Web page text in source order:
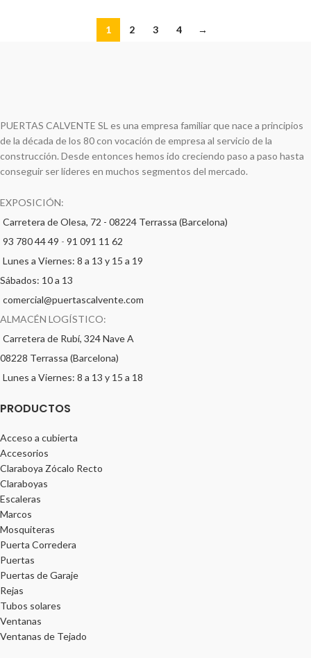
1 2 3 4 →
PUERTAS CALVENTE SL es una empresa familiar que nace a principios
de la década de los 80 con vocación de empresa al servicio de la
construcción. Desde entonces hemos ido creciendo paso a paso hasta
conseguir ser líderes en muchos segmentos del mercado.
EXPOSICIÓN:
Carretera de Olesa, 72 - 08224 Terrassa (Barcelona)
93 780 44 49 - 91 091 11 62
Lunes a Viernes: 8 a 13 y 15 a 19
Sábados: 10 a 13
comercial@puertascalvente.com
ALMACÉN LOGÍSTICO:
Carretera de Rubí, 324 Nave A
08228 Terrassa (Barcelona)
Lunes a Viernes: 8 a 13 y 15 a 18
PRODUCTOS
Acceso a cubierta
Accesorios
Claraboya Zócalo Recto
Claraboyas
Escaleras
Marcos
Mosquiteras
Puerta Corredera
Puertas
Puertas de Garaje
Rejas
Tubos solares
Ventanas
Ventanas de Tejado